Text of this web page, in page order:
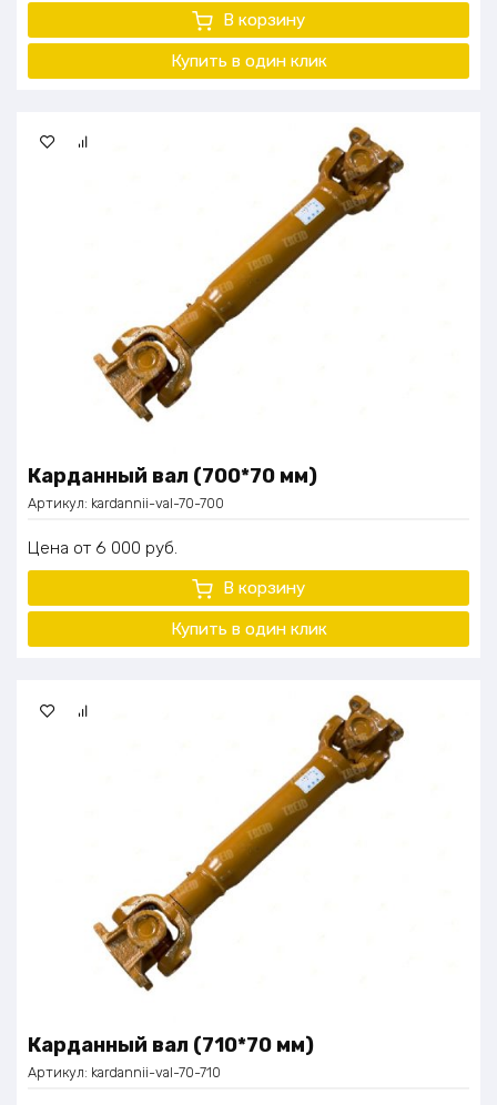
В корзину
Купить в один клик
Карданный вал (700*70 мм)
Артикул: kardannii-val-70-700
Цена 6 000 руб.
В корзину
Купить в один клик
Карданный вал (710*70 мм)
Артикул: kardannii-val-70-710